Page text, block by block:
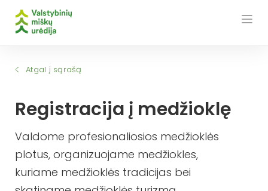
Atgal į sąrašą
Registracija į medžioklę
Valdome profesionaliosios medžioklės
plotus, organizuojame medžiokles,
kuriame medžioklės tradicijas bei